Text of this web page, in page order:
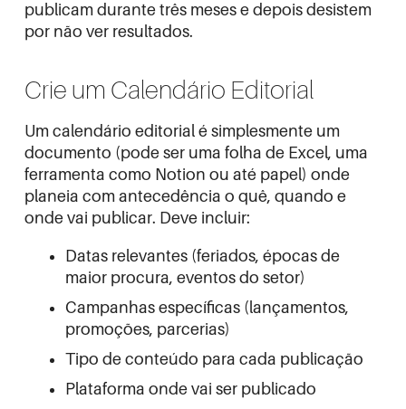
publicam durante três meses e depois desistem
por não ver resultados.
Crie um Calendário Editorial
Um calendário editorial é simplesmente um
documento (pode ser uma folha de Excel, uma
ferramenta como Notion ou até papel) onde
planeia com antecedência o quê, quando e
onde vai publicar. Deve incluir:
Datas relevantes (feriados, épocas de
maior procura, eventos do setor)
Campanhas específicas (lançamentos,
promoções, parcerias)
Tipo de conteúdo para cada publicação
Plataforma onde vai ser publicado